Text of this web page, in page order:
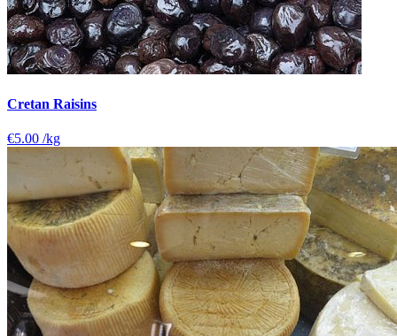
Cretan Raisins
€5.00 /kg